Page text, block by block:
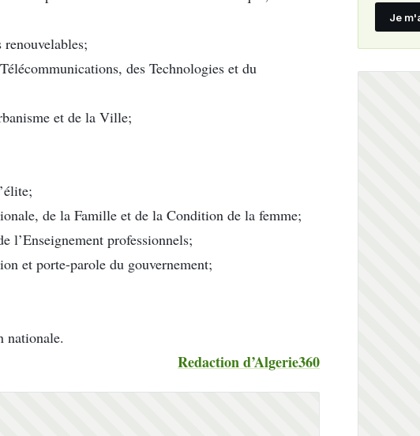
des Technologies et du
et de la Ville;
de la Famille et de la Condition de la femme;
l’Enseignement professionnels;
et porte-parole du gouvernement;
nationale.
Redaction d’Algerie360
Je